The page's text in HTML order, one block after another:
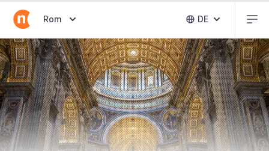
Abrir selector de destinos
Rom Abrir selector
DE